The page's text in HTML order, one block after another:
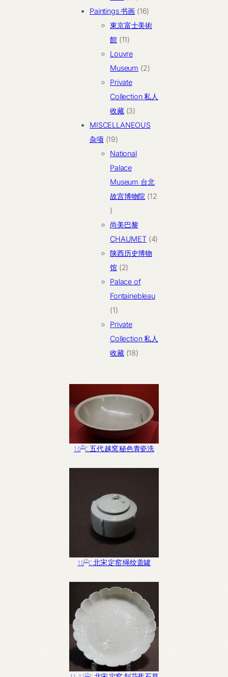
个
产
Paintings 书画 1616
个
東京富士美術
館 1111
个
产
品
Louvre
Museum
22
产
Private
Collection 私人
收藏 33
个
品
MISCELLANEOUS
杂项 1919
个
产
品
National
Palace
Museum 台北
故宫博物院 12
12
个
产
品
尚美巴黎
CHAUMET 44
陕西历史博物
馆 22
个
产
Palace of
Fontainebleau
11
个
产
品
Private
Collection 私人
收藏 1818
10thC. 五代 越窯 秘色青瓷洗
10thC. 北宋 定窑 绳纹盖罐
th